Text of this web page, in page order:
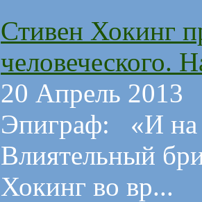
Стивен Хокинг
человеческого.
20 Апрель 2013
Эпиграф: «И на
Влиятельный
Хокинг во вр...